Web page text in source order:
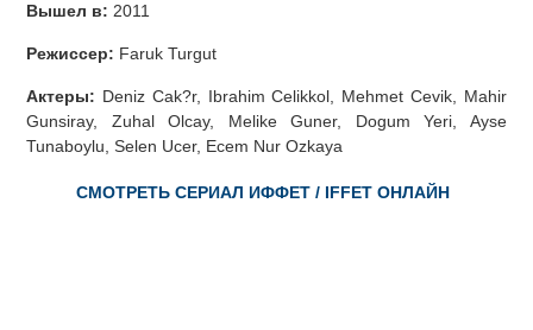
Вышел в: 2011
Режиссер: Faruk Turgut
Актеры: Deniz Cak?r, Ibrahim Celikkol, Mehmet Cevik, Mahir
Gunsiray, Zuhal Olcay, Melike Guner, Dogum Yeri, Ayse
Tunaboylu, Selen Ucer, Ecem Nur Ozkaya
СМОТРЕТЬ СЕРИАЛ ИФФЕТ / IFFET ОНЛАЙН